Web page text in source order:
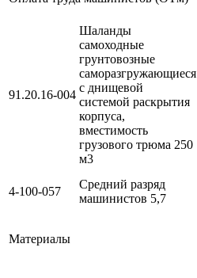
91.20.16-004
Шаланды
самоходные
грунтовозные
саморазгружающиеся
с днищевой
системой раскрытия
корпуса,
вместимость
грузового трюма 250
м3
4-100-057
Средний разряд
машинистов 5,7
Материалы